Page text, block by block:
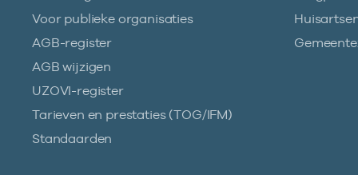
Voor publieke organisaties
AGB-register
AGB wijzigen
UZOVI-register
Tarieven en prestaties (TOG/IFM)
Standaarden